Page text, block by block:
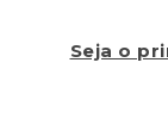
Seja o